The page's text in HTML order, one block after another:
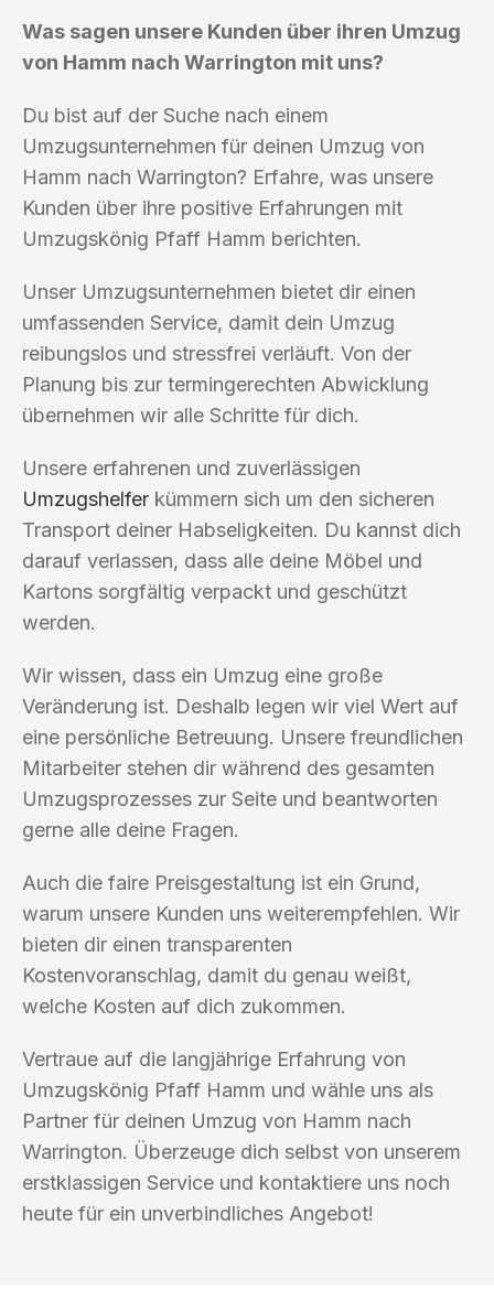
Was sagen unsere Kunden über ihren Umzug
von Hamm nach Warrington mit uns?
Du bist auf der Suche nach einem
Umzugsunternehmen für deinen Umzug von
Hamm nach Warrington? Erfahre, was unsere
Kunden über ihre positive Erfahrungen mit
Umzugskönig Pfaff Hamm berichten.
Unser Umzugsunternehmen bietet dir einen
umfassenden Service, damit dein Umzug
reibungslos und stressfrei verläuft. Von der
Planung bis zur termingerechten Abwicklung
übernehmen wir alle Schritte für dich.
Unsere erfahrenen und zuverlässigen
Umzugshelfer kümmern sich um den sicheren
Transport deiner Habseligkeiten. Du kannst dich
darauf verlassen, dass alle deine Möbel und
Kartons sorgfältig verpackt und geschützt
werden.
Wir wissen, dass ein Umzug eine große
Veränderung ist. Deshalb legen wir viel Wert auf
eine persönliche Betreuung. Unsere freundlichen
Mitarbeiter stehen dir während des gesamten
Umzugsprozesses zur Seite und beantworten
gerne alle deine Fragen.
Auch die faire Preisgestaltung ist ein Grund,
warum unsere Kunden uns weiterempfehlen. Wir
bieten dir einen transparenten
Kostenvoranschlag, damit du genau weißt,
welche Kosten auf dich zukommen.
Vertraue auf die langjährige Erfahrung von
Umzugskönig Pfaff Hamm und wähle uns als
Partner für deinen Umzug von Hamm nach
Warrington. Überzeuge dich selbst von unserem
erstklassigen Service und kontaktiere uns noch
heute für ein unverbindliches Angebot!